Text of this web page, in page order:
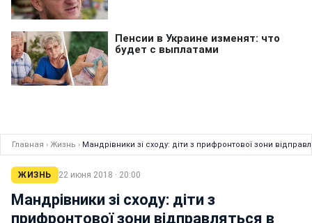
Главная › Жизнь › Мандрівники зі сходу: діти з прифронтової зони
ЖИЗНЬ 22 июня 2018 · 20:00
Мандрівники зі сходу: діти з
прифронтової зони відправляться в